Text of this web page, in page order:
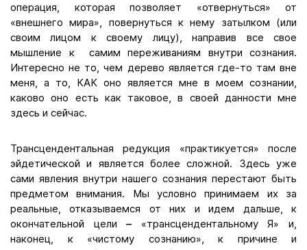
операция, которая позволяет «отвернуться» от
«внешнего мира», повернуться к нему затылком (или
своим лицом к своему лицу), направив все свое
мышление к самим переживаниям внутри сознания.
Интересно не то, чем дерево является где-то там вне
меня, а то, КАК оно является мне в моем сознании,
каково оно есть как таковое, в своей данности мне
здесь и сейчас.
Трансцендентальная редукция «практикуется» после
эйдетической и является более сложной. Здесь уже
сами явления внутри нашего сознания перестают быть
предметом внимания. Мы условно принимаем их за
реальные, отказываемся от них и идем дальше, к
окончательной цели– «трансцендентальному Я» и,
наконец, к «чистому сознанию», к причине и